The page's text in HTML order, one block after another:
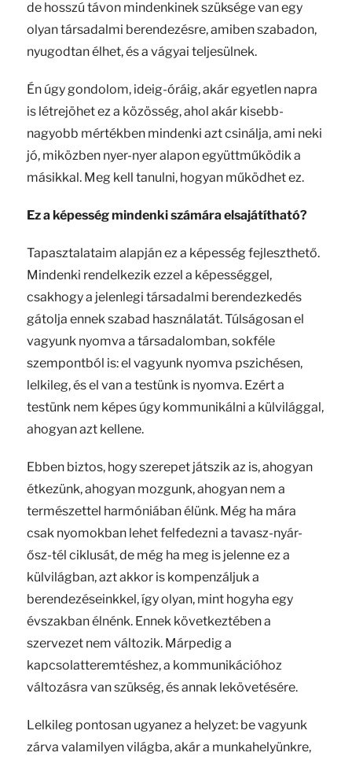
de hosszú távon mindenkinek szüksége van egy
olyan társadalmi berendezésre, amiben szabadon,
nyugodtan élhet, és a vágyai teljesülnek.
Én úgy gondolom, ideig-óráig, akár egyetlen napra
is létrejöhet ez a közösség, ahol akár kisebb-
nagyobb mértékben mindenki azt csinálja, ami neki
jó, miközben nyer-nyer alapon együttműködik a
másikkal. Meg kell tanulni, hogyan működhet ez.
Ez a képesség mindenki számára elsajátítható?
Tapasztalataim alapján ez a képesség fejleszthető.
Mindenki rendelkezik ezzel a képességgel,
csakhogy a jelenlegi társadalmi berendezkedés
gátolja ennek szabad használatát. Túlságosan el
vagyunk nyomva a társadalomban, sokféle
szempontból is: el vagyunk nyomva pszichésen,
lelkileg, és el van a testünk is nyomva. Ezért a
testünk nem képes úgy kommunikálni a külvilággal,
ahogyan azt kellene.
Ebben biztos, hogy szerepet játszik az is, ahogyan
étkezünk, ahogyan mozgunk, ahogyan nem a
természettel harmóniában élünk. Még ha mára
csak nyomokban lehet felfedezni a tavasz-nyár-
ősz-tél ciklusát, de még ha meg is jelenne ez a
külvilágban, azt akkor is kompenzáljuk a
berendezéseinkkel, így olyan, mint hogyha egy
évszakban élnénk. Ennek következtében a
szervezet nem változik. Márpedig a
kapcsolatteremtéshez, a kommunikációhoz
változásra van szükség, és annak lekövetésére.
Lelkileg pontosan ugyanez a helyzet: be vagyunk
zárva valamilyen világba, akár a munkahelyünkre,